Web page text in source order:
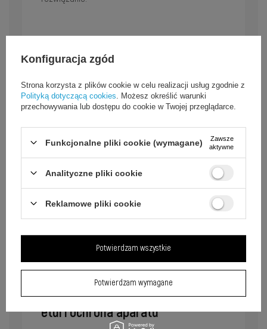
Nowoczesny wygląd silikonowego
etui i ochrona aparatu
Konfiguracja zgód
Strona korzysta z plików cookie w celu realizacji usług zgodnie z
Polityką dotyczącą cookies . Możesz określić warunki
przechowywania lub dostępu do cookie w Twojej przeglądarce.
Funkcjonalne pliki cookie (wymagane)
Zawsze
aktywne
Analityczne pliki cookie
Reklamowe pliki cookie
Potwierdzam wymagane
Potwierdzam wszystkie